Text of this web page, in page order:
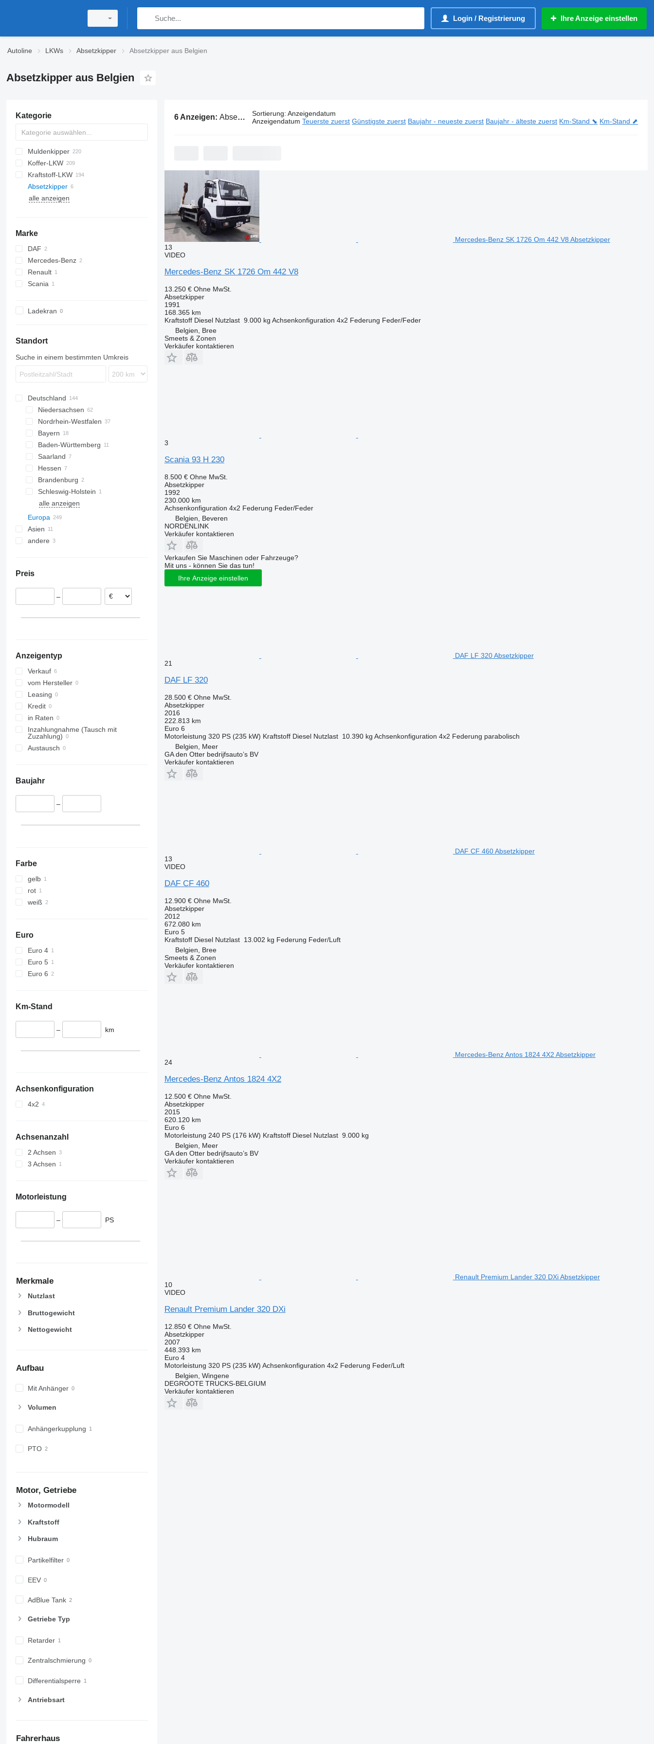
Login / Registrierung Ihre Anzeige einstellen
Autoline LKWs Absetzkipper Absetzkipper aus Belgien
Absetzkipper aus Belgien
Kategorie
Muldenkipper
Koffer-LKW
Kraftstoff-LKW
Absetzkipper
alle anzeigen
Marke
DAF
CF
LF
Mercedes-Benz
Antos
SK
Renault
Premium
Scania
Ladekran
Standort
Suche in einem bestimmten Umkreis
Deutschland
Niedersachsen
Hannover
Bovenden
Peine
Oldenburg
Sittensen
Salzgitter
Bad Bentheim
Nordrhein-Westfalen
Düsseldorf
Lemgo
Bottrop
Aachen
Köln
Selm
Euskirchen
Oberhausen
alle anzeigen
Bayern
München
Regensburg
Moosburg an der Isar
Augsburg
Erlangen
Ingolstadt
Baden-Württemberg
Stuttgart
Jestetten
Karlsruhe
Reutlingen
Saarland
Saarbrücken
Hessen
Gießen
Burghaun
Kassel
Brandenburg
Potsdam
Schleswig-Holstein
Kiel
Bremen
alle anzeigen
Europa
Niederlande
Polen
Tschechien
Estland
Beveren
Wingene
Asien
Vereinigte Arabische Emirate
andere
Preis
–
Anzeigentyp
Verkauf
vom Hersteller
Leasing
Kredit
in Raten
Inzahlungnahme (Tausch mit
Zuzahlung)
Austausch
Baujahr
–
Farbe
gelb
rot
weiß
Euro
Euro 4
Euro 5
Euro 6
Km-Stand
– km
Achsenkonfiguration
4x2
Achsenanzahl
2 Achsen
3 Achsen
Motorleistung
– PS
Merkmale
Nutzlast
Bruttogewicht
Nettogewicht
Aufbau
Mit Anhänger
Volumen
Anhängerkupplung
PTO
Motor, Getriebe
Motormodell
Kraftstoff
Hubraum
Partikelfilter
EEV
AdBlue Tank
Getriebe Typ
Retarder
Zentralschmierung
Differentialsperre
Antriebsart
Fahrerhaus
6 Anzeigen: Absetzkipper aus Belgien Sortierung: Anzeigendatum
Anzeigendatum Teuerste zuerst Günstigste zuerst Baujahr - neueste zuerst Baujahr - älteste zuerst Km-Stand ⬊ Km-Stand ⬈
Mercedes-Benz SK 1726 Om 442 V8 Absetzkipper
13
VIDEO
Mercedes-Benz SK 1726 Om 442 V8
13.250 € Ohne MwSt.
Absetzkipper
1991
168.365 km
Kraftstoff Diesel Nutzlast 9.000 kg Achsenkonfiguration 4x2 Federung Feder/Feder
Belgien, Bree
Smeets & Zonen
Verkäufer kontaktieren
3
Scania 93 H 230
8.500 € Ohne MwSt.
Absetzkipper
1992
230.000 km
Achsenkonfiguration 4x2 Federung Feder/Feder
Belgien, Beveren
NORDENLINK
Verkäufer kontaktieren
Verkaufen Sie Maschinen oder Fahrzeuge?
Mit uns - können Sie das tun!
Ihre Anzeige einstellen
DAF LF 320 Absetzkipper
21
DAF LF 320
28.500 € Ohne MwSt.
Absetzkipper
2016
222.813 km
Euro 6
Motorleistung 320 PS (235 kW) Kraftstoff Diesel Nutzlast 10.390 kg Achsenkonfiguration 4x2 Federung parabolisch
Belgien, Meer
GA den Otter bedrijfsauto’s BV
Verkäufer kontaktieren
DAF CF 460 Absetzkipper
13
VIDEO
DAF CF 460
12.900 € Ohne MwSt.
Absetzkipper
2012
672.080 km
Euro 5
Kraftstoff Diesel Nutzlast 13.002 kg Federung Feder/Luft
Belgien, Bree
Smeets & Zonen
Verkäufer kontaktieren
Mercedes-Benz Antos 1824 4X2 Absetzkipper
24
Mercedes-Benz Antos 1824 4X2
12.500 € Ohne MwSt.
Absetzkipper
2015
620.120 km
Euro 6
Motorleistung 240 PS (176 kW) Kraftstoff Diesel Nutzlast 9.000 kg
Belgien, Meer
GA den Otter bedrijfsauto’s BV
Verkäufer kontaktieren
Renault Premium Lander 320 DXi Absetzkipper
10
VIDEO
Renault Premium Lander 320 DXi
12.850 € Ohne MwSt.
Absetzkipper
2007
448.393 km
Euro 4
Motorleistung 320 PS (235 kW) Achsenkonfiguration 4x2 Federung Feder/Luft
Belgien, Wingene
DEGROOTE TRUCKS-BELGIUM
Verkäufer kontaktieren